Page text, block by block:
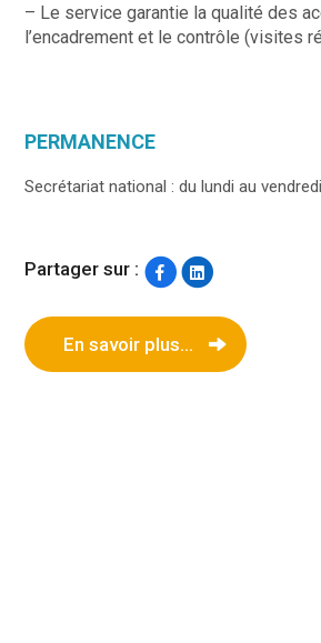
– Le service garantie la qualité des
l’encadrement et le contrôle (visites
PERMANENCE
Secrétariat national : du lundi au
Partager sur :
En savoir plus...